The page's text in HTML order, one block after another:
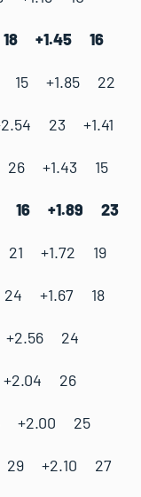
18 +1.45 16
15 +1.85 22
23 +1.41
26 +1.43 15
16 +1.89 23
21 +1.72 19
24 +1.67 18
+2.56 24
26
+2.00 25
29 +2.10 27